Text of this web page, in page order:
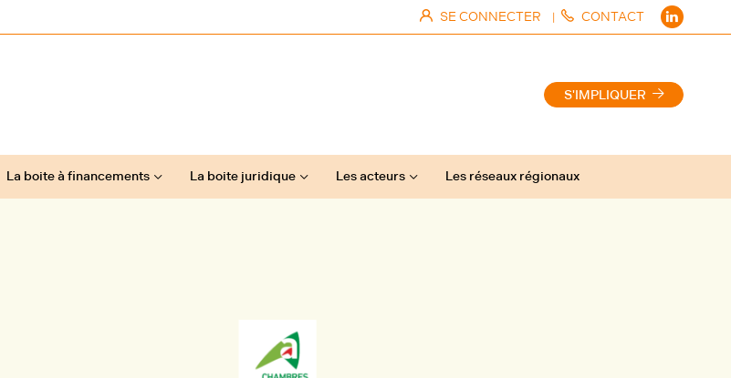
SE CONNECTER | CONTACT
S'IMPLIQUER
La boite à financements La boite juridique Les acteurs Les réseaux régionaux